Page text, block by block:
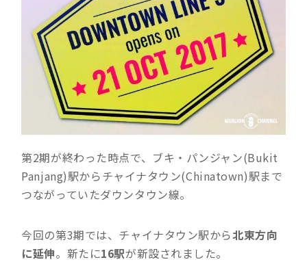
第2期が終わった時点で、ブキ・パンジャン(Bukit
Panjang)駅からチャイナタウン(Chinatown)駅まで
つながっていたダウンタウン線。
今回の第3期では、チャイナタウン駅から北東方向
に延伸。新たに16駅が新設されました。